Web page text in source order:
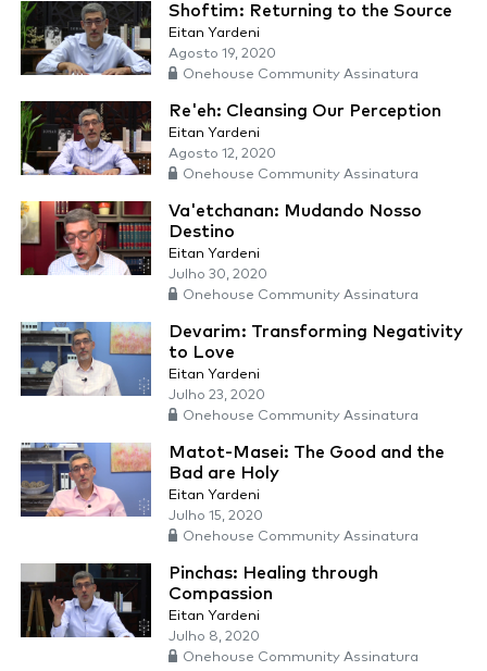
Shoftim: Returning to the Source
Eitan Yardeni
Agosto 19, 2020
Onehouse Community Assinatura
Re'eh: Cleansing Our Perception
Eitan Yardeni
Agosto 12, 2020
Onehouse Community Assinatura
Va'etchanan: Mudando Nosso
Destino
Eitan Yardeni
Julho 30, 2020
Onehouse Community Assinatura
Devarim: Transforming Negativity
to Love
Eitan Yardeni
Julho 23, 2020
Onehouse Community Assinatura
Matot-Masei: The Good and the
Bad are Holy
Eitan Yardeni
Julho 15, 2020
Onehouse Community Assinatura
Pinchas: Healing through
Compassion
Eitan Yardeni
Julho 8, 2020
Onehouse Community Assinatura